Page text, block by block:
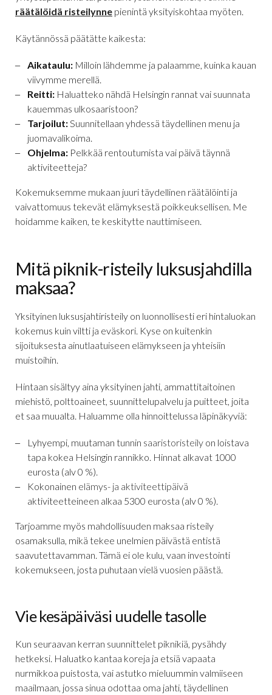
räätälöidä risteilynne pienintä yksityiskohtaa myöten.
Käytännössä päätätte kaikesta:
Aikataulu: Milloin lähdemme ja palaamme, kuinka kauan
viivymme merellä.
Reitti: Haluatteko nähdä Helsingin rannat vai suunnata
kauemmas ulkosaaristoon?
Tarjoilut:Suunnitellaan yhdessä täydellinen menu ja
juomavalikoima.
Ohjelma: Pelkkää rentoutumista vai päivä täynnä
aktiviteetteja?
Kokemuksemme mukaan juuri täydellinen räätälöinti ja
vaivattomuus tekevät elämyksestä poikkeuksellisen. Me
hoidamme kaiken, te keskitytte nauttimiseen.
Mitä piknik-risteily luksusjahdilla
maksaa?
Yksityinen luksusjahtiristeily on luonnollisesti eri hintaluokan
kokemus kuin viltti ja eväskori. Kyse on kuitenkin
sijoituksesta ainutlaatuiseen elämykseen ja yhteisiin
muistoihin.
Hintaan sisältyy aina yksityinen jahti, ammattitaitoinen
miehistö, polttoaineet, suunnittelupalvelu ja puitteet, joita
et saa muualta. Haluamme olla hinnoittelussa läpinäkyviä:
Lyhyempi, muutaman tunnin saaristoristeily on loistava
tapa kokea Helsingin rannikko. Hinnat alkavat 1000
eurosta (alv 0 %).
Kokonainen elämys- ja aktiviteettipäivä
aktiviteetteineen alkaa 5300 eurosta (alv 0 %).
Tarjoamme myös mahdollisuuden maksaa risteily
osamaksulla, mikä tekee unelmien päivästä entistä
saavutettavamman. Tämä ei ole kulu, vaan investointi
kokemukseen, josta puhutaan vielä vuosien päästä.
Vie kesäpäiväsi uudelle tasolle
Kun seuraavan kerran suunnittelet piknikiä, pysähdy
hetkeksi. Haluatko kantaa koreja ja etsiä vapaata
nurmikkoa puistosta, vai astutko mieluummin valmiiseen
maailmaan, jossa sinua odottaa oma jahti, täydellinen